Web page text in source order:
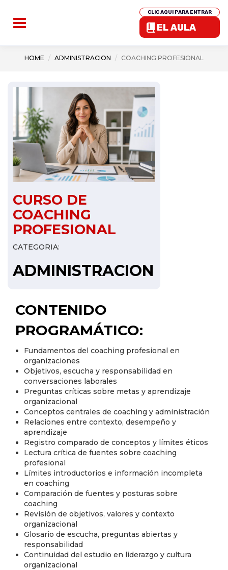
CLIC AQUI PARA ENTRAR
EL AULA
HOME ADMINISTRACION COACHING PROFESIONAL
CURSO DE
COACHING
PROFESIONAL
CATEGORIA:
ADMINISTRACION
CONTENIDO
PROGRAMÁTICO:
Fundamentos del coaching profesional en
organizaciones
Objetivos, escucha y responsabilidad en
conversaciones laborales
Preguntas críticas sobre metas y aprendizaje
organizacional
Conceptos centrales de coaching y administración
Relaciones entre contexto, desempeño y
aprendizaje
Registro comparado de conceptos y límites éticos
Lectura crítica de fuentes sobre coaching
profesional
Límites introductorios e información incompleta
en coaching
Comparación de fuentes y posturas sobre
coaching
Revisión de objetivos, valores y contexto
organizacional
Glosario de escucha, preguntas abiertas y
responsabilidad
Continuidad del estudio en liderazgo y cultura
organizacional